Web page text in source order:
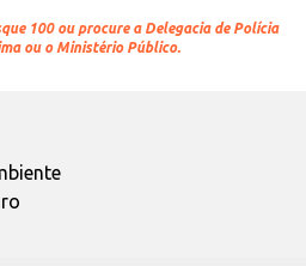
100 ou procure a Delegacia de Polícia
ou o Ministério Público.